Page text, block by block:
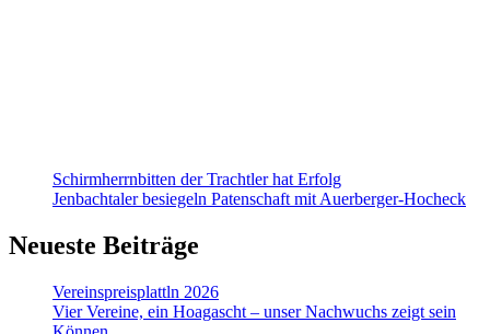
Schirmherrnbitten der Trachtler hat Erfolg
Jenbachtaler besiegeln Patenschaft mit Auerberger-Hocheck
Neueste Beiträge
Vereinspreisplattln 2026
Vier Vereine, ein Hoagascht – unser Nachwuchs zeigt sein